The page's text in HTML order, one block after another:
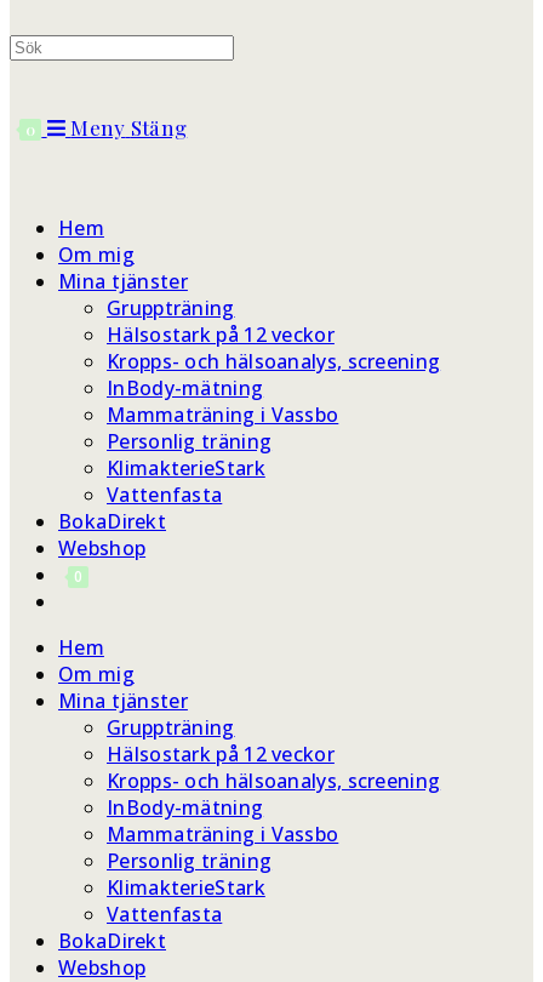
0 Meny Stäng
Hem
Om mig
Mina tjänster
Gruppträning
Hälsostark på 12 veckor
Kropps- och hälsoanalys, screening
InBody-mätning
Mammaträning i Vassbo
Personlig träning
KlimakterieStark
Vattenfasta
BokaDirekt
Webshop
0
webbplatssökning
Hem
Om mig
Mina tjänster
Gruppträning
Hälsostark på 12 veckor
Kropps- och hälsoanalys, screening
InBody-mätning
Mammaträning i Vassbo
Personlig träning
KlimakterieStark
Vattenfasta
BokaDirekt
Webshop